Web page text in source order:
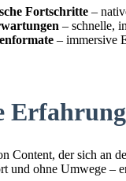
Fortschritte –
– schnelle,
– immersive
Content, der sich an
und ohne Umwege –